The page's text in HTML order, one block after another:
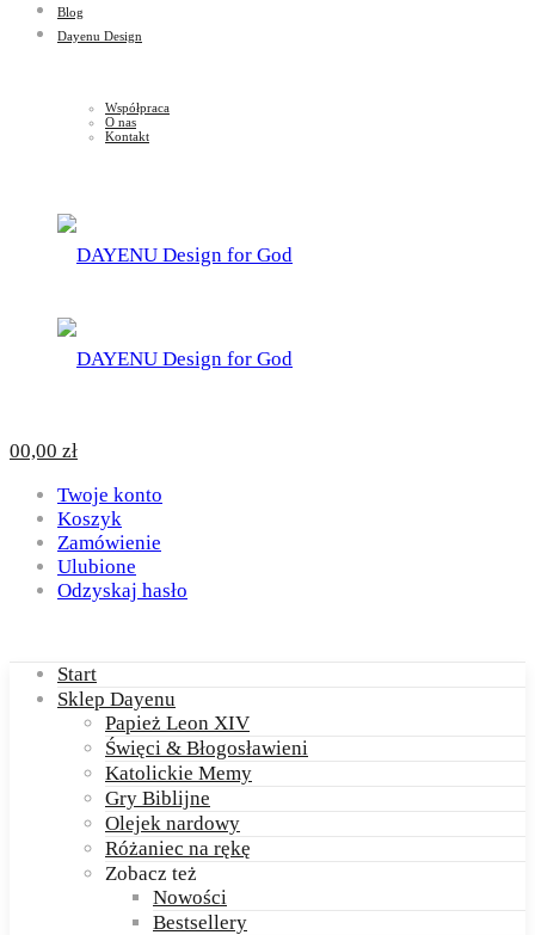
Blog
Dayenu Design
Współpraca
O nas
Kontakt
00,00 zł
Twoje konto
Koszyk
Zamówienie
Ulubione
Odzyskaj hasło
Start
Sklep Dayenu
Papież Leon XIV
Święci & Błogosławieni
Katolickie Memy
Gry Biblijne
Olejek nardowy
Różaniec na rękę
Zobacz też
Nowości
Bestsellery